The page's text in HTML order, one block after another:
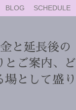
BLOG SCHEDULE
と延長後の
とご案内、ど
場として盛り